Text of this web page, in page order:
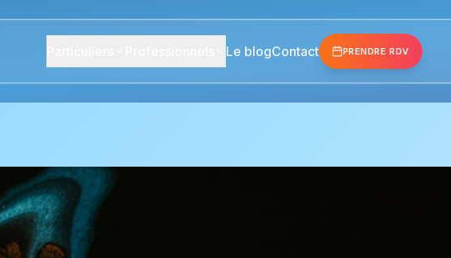
Le blogContact PRENDRE RDV